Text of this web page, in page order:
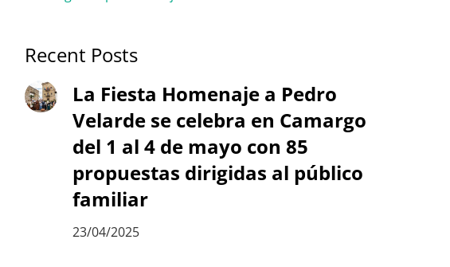
Recent Posts
La Fiesta Homenaje a Pedro
Velarde se celebra en Camargo
del 1 al 4 de mayo con 85
propuestas dirigidas al público
familiar
23/04/2025